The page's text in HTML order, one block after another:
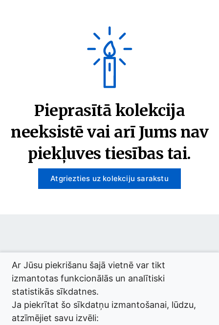
Pieprasītā kolekcija
neeksistē vai arī Jums nav
piekļuves tiesības tai.
Atgriezties uz kolekciju sarakstu
© 2026 termini.gov.lv. Izstrādātājs:Tilde.
Ar Jūsu piekrišanu šajā vietnē var tikt
izmantotas funkcionālās un analītiski
statistikās sīkdatnes.
Ja piekrītat šo sīkdatņu izmantošanai, lūdzu,
atzīmējiet savu izvēli: